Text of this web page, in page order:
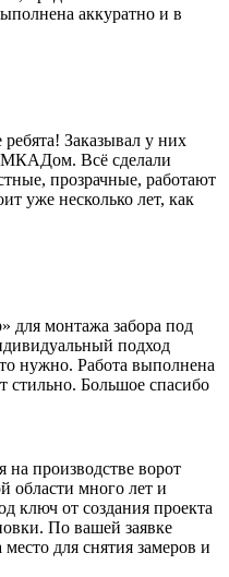
аккуратно и в
Заказывал у них
МКАДом. Всё сделали
прозрачные, работают
уже несколько лет, как
для монтажа забора под
подход
нужно. Работа выполнена
стильно. Большое спасибо
производстве ворот
области много лет и
ключ от создания проекта
По вашей заявке
для снятия замеров и